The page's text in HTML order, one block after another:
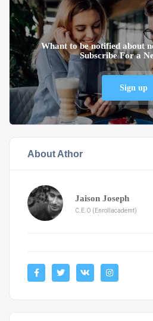
Whant to be notified about
Subscribe For a
Sign up
About Athor
Jaison Joseph
C.E.O (Enrollacademt)